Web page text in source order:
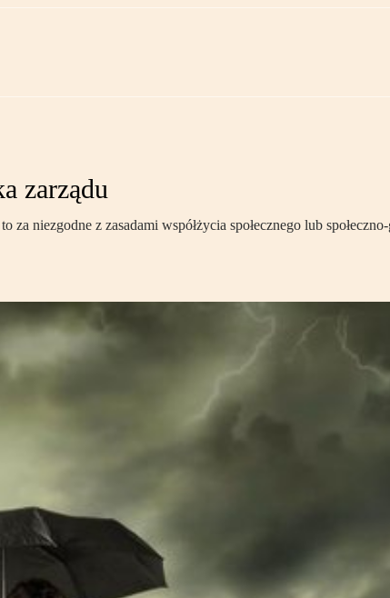
zarządu
niezgodne z zasadami współżycia społecznego lub